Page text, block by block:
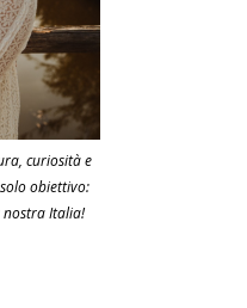
curiosità e
obiettivo:
nostra Italia!